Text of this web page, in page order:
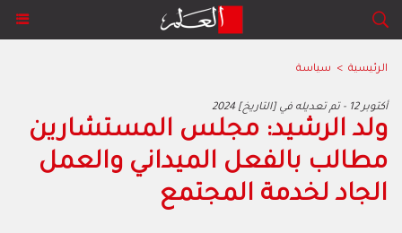
الرئيسية > سياسة
2024 أكتوبر 12 - تم تعديله في [التاريخ]
ولد الرشيد: مجلس المستشارين
مطالب بالفعل الميداني والعمل
الجاد لخدمة المجتمع